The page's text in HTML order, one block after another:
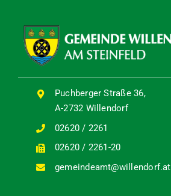
Puchberger Straße 36,
A-2732 Willendorf
02620 / 2261
02620 / 2261-20
gemeindeamt@willendorf.at